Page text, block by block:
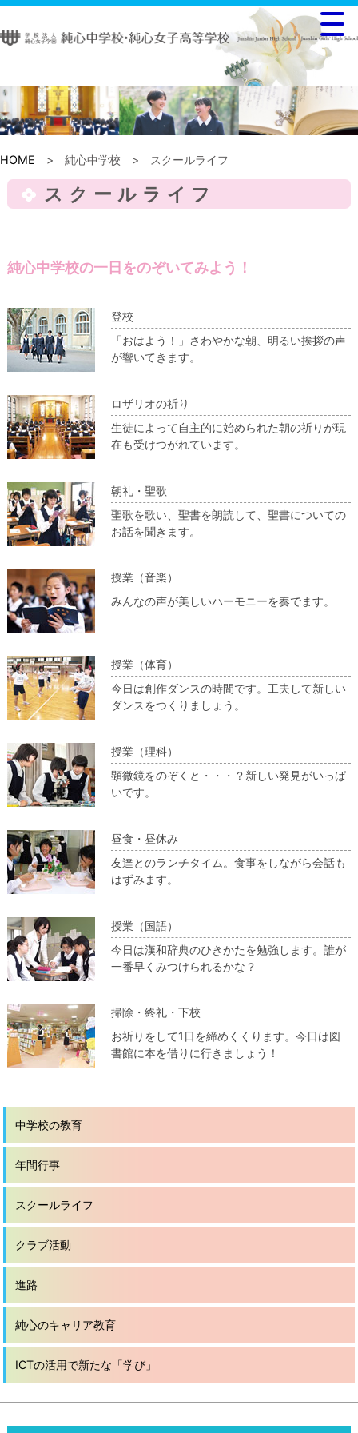
HOME > 純心中学校 > スクールライフ
スクールライフ
純心中学校の一日をのぞいてみよう！
登校
「おはよう！」さわやかな朝、明るい挨拶の声
が響いてきます。
ロザリオの祈り
生徒によって自主的に始められた朝の祈りが現
在も受けつがれています。
朝礼・聖歌
聖歌を歌い、聖書を朗読して、聖書についての
お話を聞きます。
授業（音楽）
みんなの声が美しいハーモニーを奏でます。
授業（体育）
今日は創作ダンスの時間です。工夫して新しい
ダンスをつくりましょう。
授業（理科）
顕微鏡をのぞくと・・・？新しい発見がいっぱ
いです。
昼食・昼休み
友達とのランチタイム。食事をしながら会話も
はずみます。
授業（国語）
今日は漢和辞典のひきかたを勉強します。誰が
一番早くみつけられるかな？
掃除・終礼・下校
お祈りをして1日を締めくくります。今日は図
書館に本を借りに行きましょう！
中学校の教育
年間行事
スクールライフ
クラブ活動
進路
純心のキャリア教育
ICTの活用で新たな「学び」